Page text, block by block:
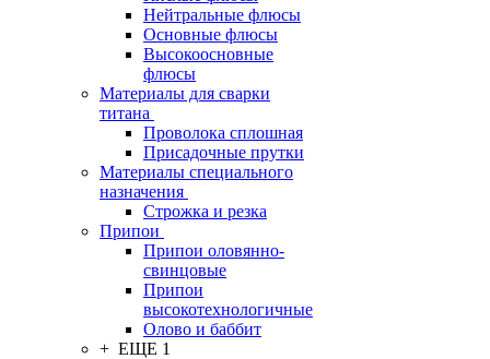
Нейтральные флюсы
Основные флюсы
Высокоосновные
флюсы
Материалы для сварки
титана
Проволока сплошная
Присадочные прутки
Материалы специального
назначения
Строжка и резка
Припои
Припои оловянно-
свинцовые
Припои
высокотехнологичные
Олово и баббит
+ ЕЩЕ 1